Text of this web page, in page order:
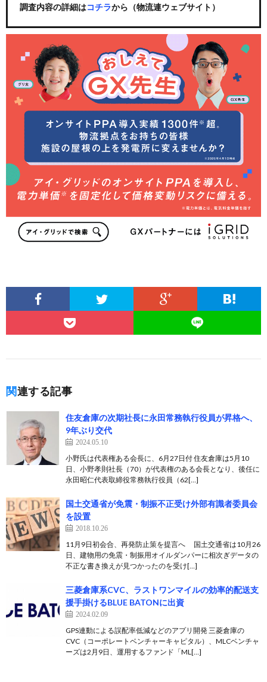
調査内容の詳細はコチラから（物流連ウェブサイト）
関連する記事
住友倉庫の次期社長に永田常務執行役員が昇格へ、
9年ぶり交代
2024.05.10
小野氏は代表権ある会長に、6月27日付 住友倉庫は5月10
日、小野孝則社長（70）が代表権のある会長となり、後任に
永田昭仁代表取締役常務執行役員（62[…]
国土交通省が免震・制振不正受け外部有識者委員会
を設置
2018.10.26
11月9日初会合、再発防止策を提言へ 国土交通省は10月26
日、建物用の免震・制振用オイルダンパーに相次ぎデータの
不正な書き換えが見つかったのを受け[…]
三菱倉庫系CVC、ラストワンマイルの効率的配送支
援手掛けるBLUE BATONに出資
2024.02.09
GPS連動による誤配率低減などのアプリ開発 三菱倉庫の
CVC（コーポレートベンチャーキャピタル）、MLCベンチャ
ーズは2月9日、運用するファンド「ML[…]